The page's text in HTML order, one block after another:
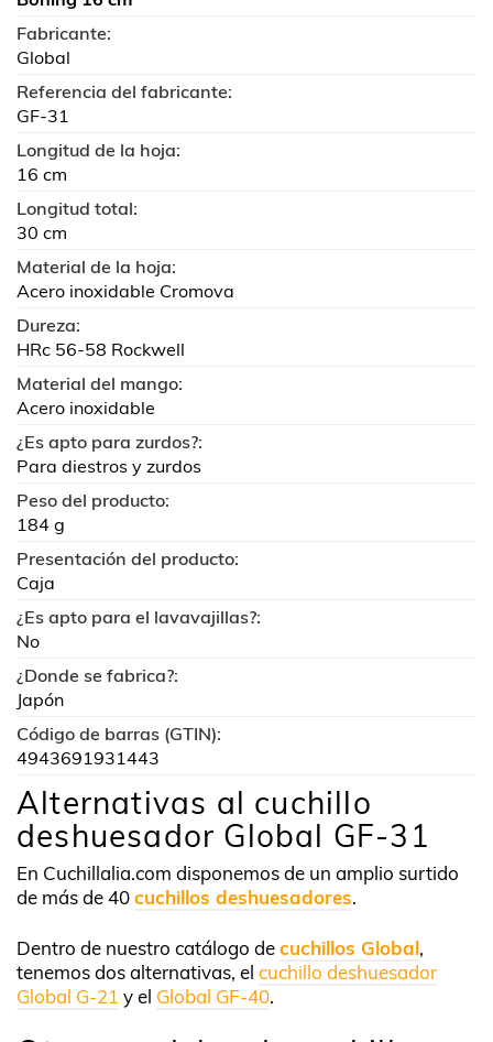
Fabricante:
Global
Referencia del fabricante:
GF-31
Longitud de la hoja:
16 cm
Longitud total:
30 cm
Material de la hoja:
Acero inoxidable Cromova
Dureza:
HRc 56-58 Rockwell
Material del mango:
Acero inoxidable
¿Es apto para zurdos?:
Para diestros y zurdos
Peso del producto:
184 g
Presentación del producto:
Caja
¿Es apto para el lavavajillas?:
No
¿Donde se fabrica?:
Japón
Código de barras (GTIN):
4943691931443
Alternativas al cuchillo
deshuesador Global GF-31
En Cuchillalia.com disponemos de un amplio surtido
de más de 40cuchillos deshuesadores.
Dentro de nuestro catálogo decuchillos Global,
tenemos dos alternativas, el cuchillo deshuesador
Global G-21 y el Global GF-40.